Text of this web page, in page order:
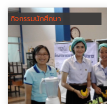
กิจกรรมนักศึกษา